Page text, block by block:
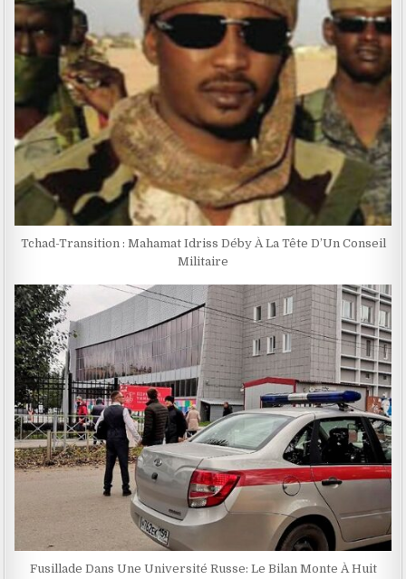
Tchad-Transition : Mahamat Idriss Déby À La Tête D’Un Conseil
Militaire
Fusillade Dans Une Université Russe: Le Bilan Monte À Huit